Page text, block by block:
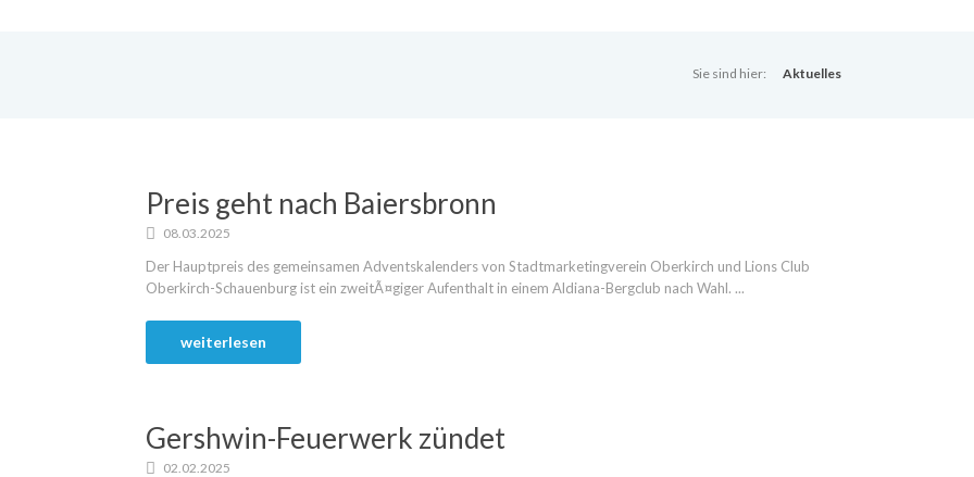
Sie sind hier: Aktuelles
Preis geht nach Baiersbronn
08.03.2025
Der Hauptpreis des gemeinsamen Adventskalenders von Stadtmarketingverein Oberkirch und Lions Club
Oberkirch-Schauenburg ist ein zweitÃ¤giger Aufenthalt in einem Aldiana-Bergclub nach Wahl. ...
weiterlesen
Gershwin-Feuerwerk zündet
02.02.2025